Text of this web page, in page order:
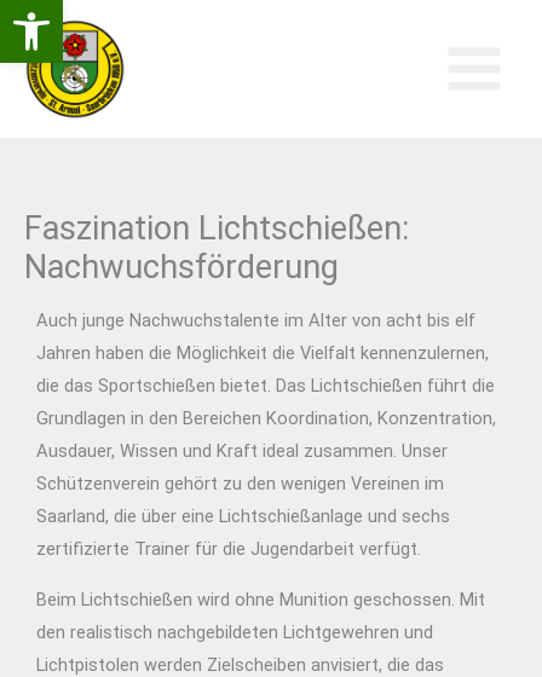
Open Toolbar
Zum
Inhalt
Springen
Faszination Lichtschießen:
Nachwuchsförderung
Auch junge Nachwuchstalente im Alter von acht bis elf
Jahren haben die Möglichkeit die Vielfalt kennenzulernen,
die das Sportschießen bietet. Das Lichtschießen führt die
Grundlagen in den Bereichen Koordination, Konzentration,
Ausdauer, Wissen und Kraft ideal zusammen. Unser
Schützenverein gehört zu den wenigen Vereinen im
Saarland, die über eine Lichtschießanlage und sechs
zertifizierte Trainer für die Jugendarbeit verfügt.
Beim Lichtschießen wird ohne Munition geschossen. Mit
den realistisch nachgebildeten Lichtgewehren und
Lichtpistolen werden Zielscheiben anvisiert, die das